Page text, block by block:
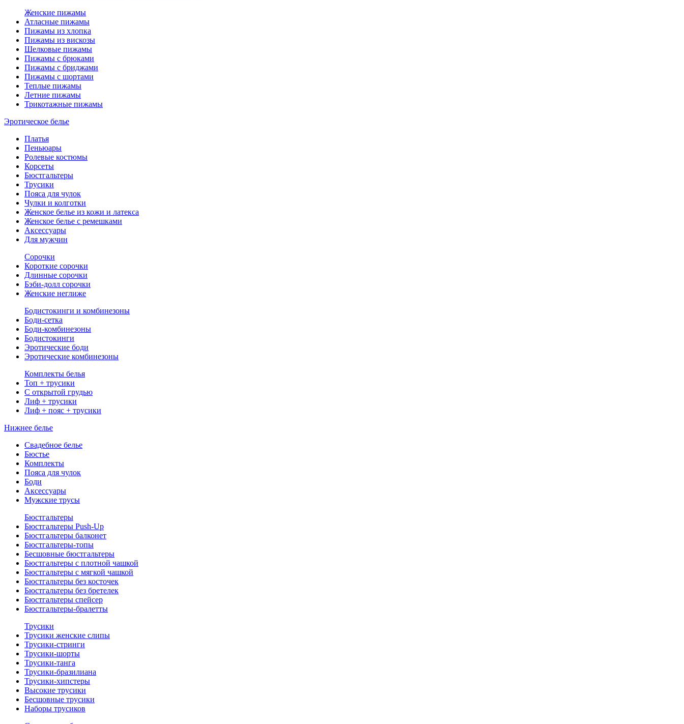
Женские пижамы
Атласные пижамы
Пижамы из хлопка
Пижамы из вискозы
Шелковые пижамы
Пижамы с брюками
Пижамы с бриджами
Пижамы с шортами
Теплые пижамы
Летние пижамы
Трикотажные пижамы
Эротическое белье
Платья
Пеньюары
Ролевые костюмы
Корсеты
Бюстгальтеры
Трусики
Пояса для чулок
Чулки и колготки
Женское белье из кожи и латекса
Женское белье с ремешками
Аксессуары
Для мужчин
Сорочки
Короткие сорочки
Длинные сорочки
Бэби-долл сорочки
Женские неглиже
Бодистокинги и комбинезоны
Боди-сетка
Боди-комбинезоны
Бодистокинги
Эротические боди
Эротические комбинезоны
Комплекты белья
Топ + трусики
С открытой грудью
Лиф + трусики
Лиф + пояс + трусики
Нижнее белье
Свадебное белье
Бюстье
Комплекты
Пояса для чулок
Боди
Аксессуары
Мужские трусы
Бюстгальтеры
Бюстгальтеры Push-Up
Бюстгальтеры балконет
Бюстгальтеры-топы
Бесшовные бюстгальтеры
Бюстгальтеры с плотной чашкой
Бюстгальтеры с мягкой чашкой
Бюстгальтеры без косточек
Бюстгальтеры без бретелек
Бюстгальтеры спейсер
Бюстгальтеры-бралетты
Трусики
Трусики женские слипы
Трусики-стринги
Трусики-шорты
Трусики-танга
Трусики-бразилиана
Трусики-хипстеры
Высокие трусики
Бесшовные трусики
Наборы трусиков